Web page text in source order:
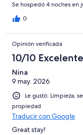
Se hospedó 4 noches en
0
Opinión verificada
10/10 Excelente
Nina
9 may. 2026
Le gustó: Limpieza,
propiedad
Traducir con Google
Great stay!